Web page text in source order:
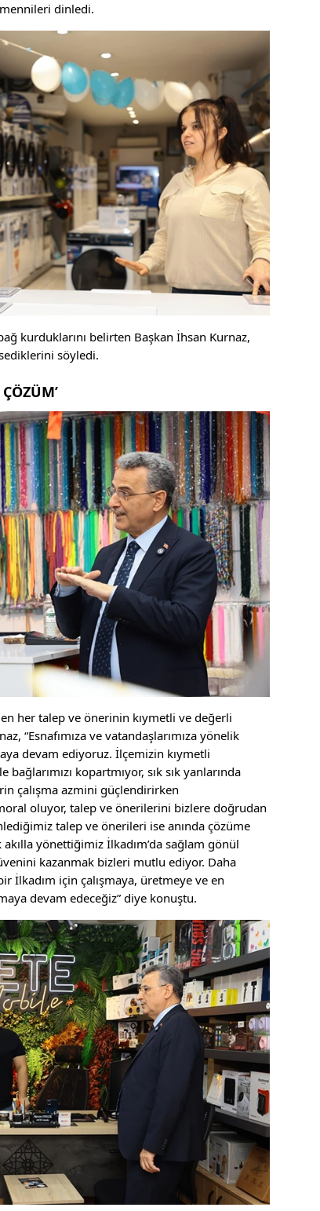
dinledi.
kurduklarını belirten Başkan İhsan Kurnaz,
söyledi.
her talep ve önerinin kıymetli ve değerli
“Esnafımıza ve vatandaşlarımıza yönelik
devam ediyoruz. İlçemizin kıymetli
kopartmıyor, sık sık yanlarında
çalışma azmini güçlendirirken
oluyor, talep ve önerilerini bizlere doğrudan
talep ve önerileri ise anında çözüme
yönettiğimiz İlkadım’da sağlam gönül
kazanmak bizleri mutlu ediyor. Daha
İlkadım için çalışmaya, üretmeye ve en
devam edeceğiz” diye konuştu.